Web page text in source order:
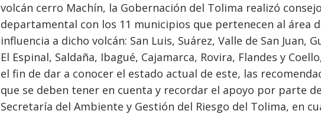
volcán cerro Machín, la Gobernación del Tolima realizó consejo
departamental con los 11 municipios que pertenecen al área
influencia a dicho volcán: San Luis, Suárez, Valle de San Juan,
El Espinal, Saldaña, Ibagué, Cajamarca, Rovira, Flandes y
el fin de dar a conocer el estado actual de este, las
que se deben tener en cuenta y recordar el apoyo por parte
Secretaría del Ambiente y Gestión del Riesgo del Tolima, en